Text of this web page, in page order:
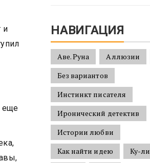
и
еще
НАВИГАЦИЯ
Аве. Руна Аллюзии
Без вариантов
Инстинкт писателя
Иронический детектив
Истории любви
Как найти идею
Ку-ли